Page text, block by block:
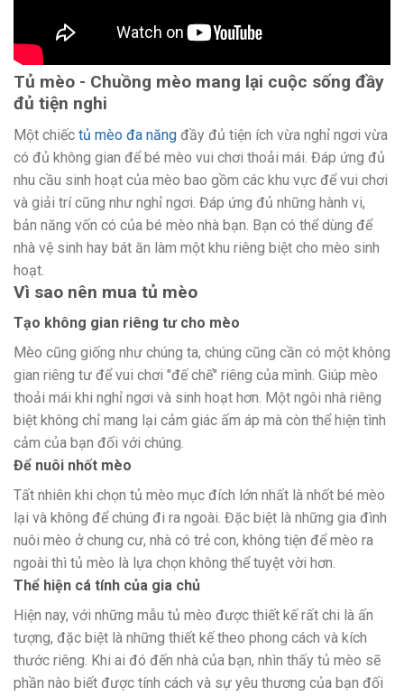
Tủ mèo - Chuồng mèo mang lại cuộc sống đầy
đủ tiện nghi
Một chiếc tủ mèo đa năng đầy đủ tiện ích vừa nghỉ ngơi vừa
có đủ không gian để bé mèo vui chơi thoải mái. Đáp ứng đủ
nhu cầu sinh hoạt của mèo bao gồm các khu vực để vui chơi
và giải trí cũng như nghỉ ngơi. Đáp ứng đủ những hành vi,
bản năng vốn có của bé mèo nhà bạn. Bạn có thể dùng để
nhà vệ sinh hay bát ăn làm một khu riêng biệt cho mèo sinh
hoạt.
Vì sao nên mua tủ mèo
Tạo không gian riêng tư cho mèo
Mèo cũng giống như chúng ta, chúng cũng cần có một không
gian riêng tư để vui chơi "đế chế" riêng của mình. Giúp mèo
thoải mái khi nghỉ ngơi và sinh hoạt hơn. Một ngôi nhà riêng
biệt không chỉ mang lại cảm giác ấm áp mà còn thể hiện tình
cảm của bạn đối với chúng.
Để nuôi nhốt mèo
Tất nhiên khi chọn tủ mèo mục đích lớn nhất là nhốt bé mèo
lại và không để chúng đi ra ngoài. Đặc biệt là những gia đình
nuôi mèo ở chung cư, nhà có trẻ con, không tiện để mèo ra
ngoài thì tủ mèo là lựa chọn không thể tuyệt vời hơn.
Thể hiện cá tính của gia chủ
Hiện nay, với những mẫu tủ mèo được thiết kế rất chi là ấn
tượng, đặc biệt là những thiết kế theo phong cách và kích
thước riêng. Khi ai đó đến nhà của bạn, nhìn thấy tủ mèo sẽ
phần nào biết được tính cách và sự yêu thương của bạn đối